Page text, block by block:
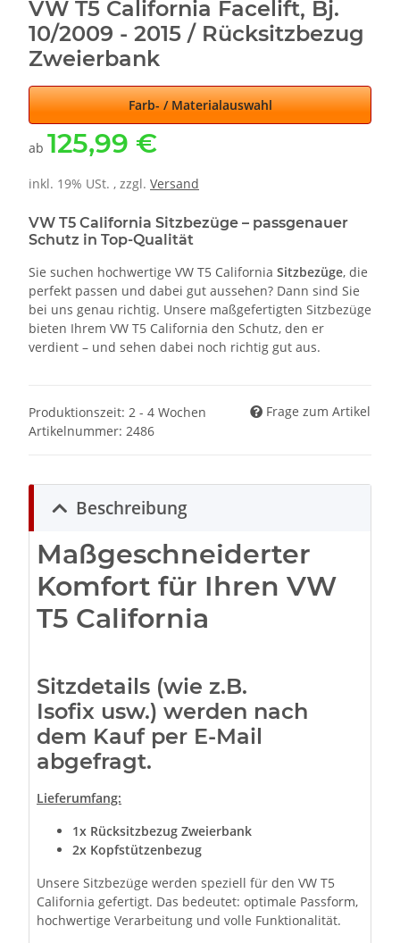
VW T5 California Facelift, Bj.
10/2009 - 2015 / Rücksitzbezug
Zweierbank
Farb- / Materialauswahl
ab 125,99 €
inkl. 19% USt. , zzgl. Versand
VW T5 California Sitzbezüge – passgenauer
Schutz in Top-Qualität
Sie suchen hochwertige VW T5 California Sitzbezüge, die
perfekt passen und dabei gut aussehen? Dann sind Sie
bei uns genau richtig. Unsere maßgefertigten Sitzbezüge
bieten Ihrem VW T5 California den Schutz, den er
verdient – und sehen dabei noch richtig gut aus.
Produktionszeit: 2 - 4 Wochen
Frage zum Artikel
Artikelnummer: 2486
Beschreibung
Maßgeschneiderter
Komfort für Ihren VW
T5 California
Sitzdetails (wie z.B.
Isofix usw.) werden nach
dem Kauf per E-Mail
abgefragt.
Lieferumfang:
1x Rücksitzbezug Zweierbank
2x Kopfstützenbezug
Unsere Sitzbezüge werden speziell für den VW T5
California gefertigt. Das bedeutet: optimale Passform,
hochwertige Verarbeitung und volle Funktionalität.